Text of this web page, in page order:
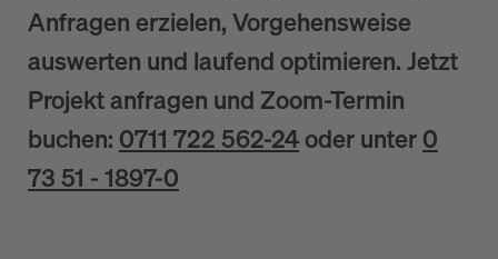
Anfragen erzielen, Vorgehensweise
auswerten und laufend optimieren. Jetzt
Projekt anfragen und Zoom-Termin
buchen: 0711 722 562-24 oder unter 0
73 51 - 1897-0